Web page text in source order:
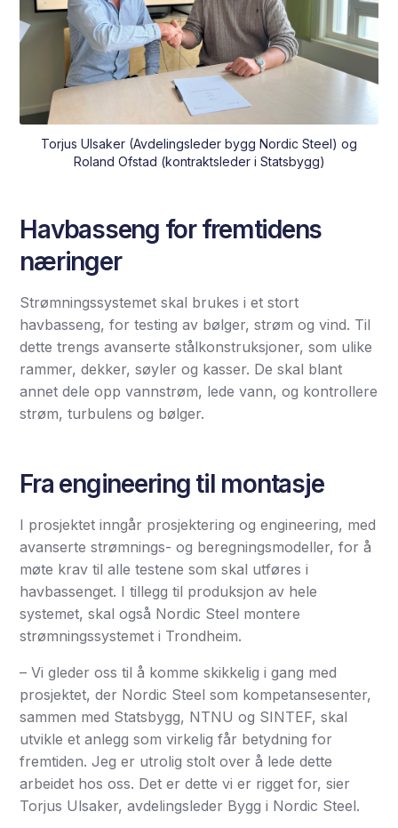
Torjus Ulsaker (Avdelingsleder bygg Nordic Steel) og
Roland Ofstad (kontraktsleder i Statsbygg)
Havbasseng for fremtidens
næringer
Strømningssystemet skal brukes i et stort
havbasseng, for testing av bølger, strøm og vind. Til
dette trengs avanserte stålkonstruksjoner, som ulike
rammer, dekker, søyler og kasser. De skal blant
annet dele opp vannstrøm, lede vann, og kontrollere
strøm, turbulens og bølger.
Fra engineering til montasje
I prosjektet inngår prosjektering og engineering, med
avanserte strømnings- og beregningsmodeller, for å
møte krav til alle testene som skal utføres i
havbassenget. I tillegg til produksjon av hele
systemet, skal også Nordic Steel montere
strømningssystemet i Trondheim.
– Vi gleder oss til å komme skikkelig i gang med
prosjektet, der Nordic Steel som kompetansesenter,
sammen med Statsbygg, NTNU og SINTEF, skal
utvikle et anlegg som virkelig får betydning for
fremtiden. Jeg er utrolig stolt over å lede dette
arbeidet hos oss. Det er dette vi er rigget for, sier
Torjus Ulsaker, avdelingsleder Bygg i Nordic Steel.